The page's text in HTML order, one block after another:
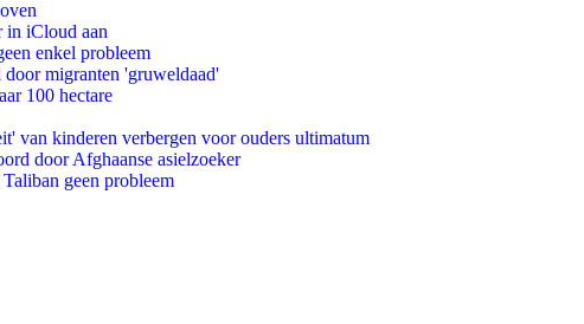
in iCloud aan
enkel probleem
door migranten 'gruweldaad'
100 hectare
van kinderen verbergen voor ouders ultimatum
door Afghaanse asielzoeker
geen probleem